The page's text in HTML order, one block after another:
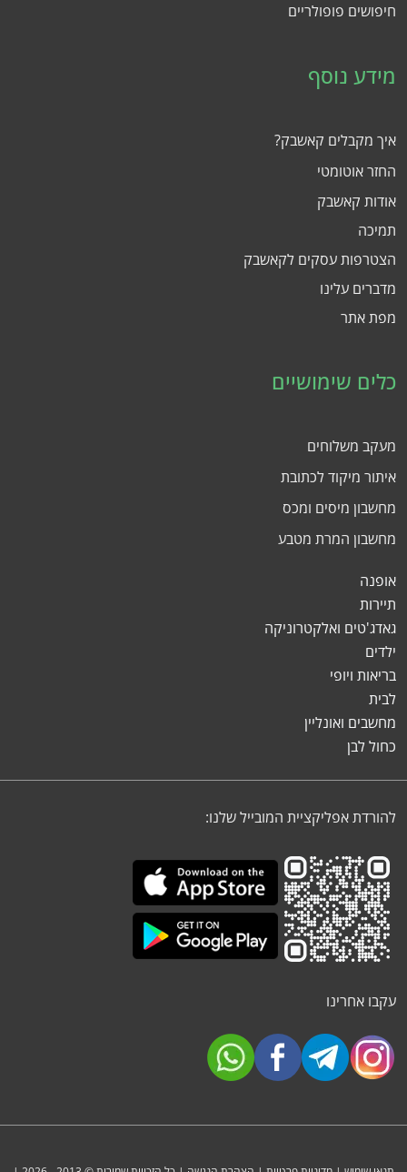
חיפושים פופולריים
מידע נוסף
איך מקבלים קאשבק?
החזר אוטומטי
אודות קאשבק
תמיכה
הצטרפות עסקים לקאשבק
מדברים עלינו
מפת אתר
כלים שימושיים
מעקב משלוחים
איתור מיקוד לכתובת
מחשבון מיסים ומכס
מחשבון המרת מטבע
אופנה
תיירות
גאדג'טים ואלקטרוניקה
ילדים
בריאות ויופי
לבית
מחשבים ואונליין
כחול לבן
להורדת אפליקציית המובייל שלנו:
עקבו אחרינו